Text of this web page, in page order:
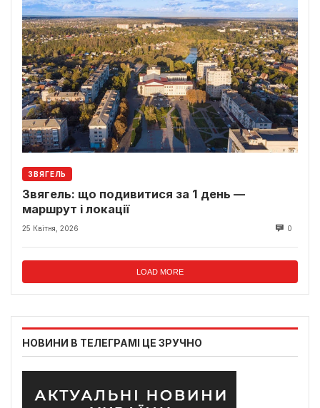
ЗВЯГЕЛЬ
Звягель: що подивитися за 1 день —
маршрут і локації
25 Квітня, 2026 0
LOAD MORE
НОВИНИ В ТЕЛЕГРАМІ ЦЕ ЗРУЧНО